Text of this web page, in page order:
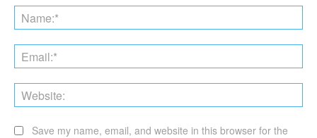
Save my name, email, and website in this browser for the